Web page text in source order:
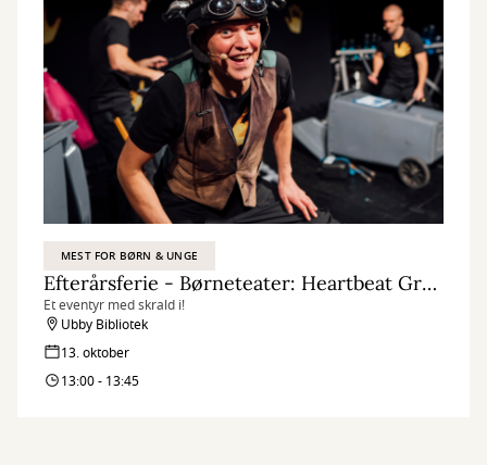
MEST FOR BØRN & UNGE
Efterårsferie - Børneteater: Heartbeat Group - Lodshans
Et eventyr med skrald i!
Ubby Bibliotek
13. oktober
13:00 - 13:45